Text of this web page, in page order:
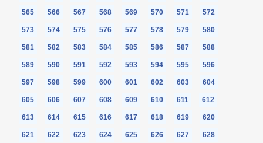
565 566 567 568 569 570 571 572
573 574 575 576 577 578 579 580
581 582 583 584 585 586 587 588
589 590 591 592 593 594 595 596
597 598 599 600 601 602 603 604
605 606 607 608 609 610 611 612
613 614 615 616 617 618 619 620
621 622 623 624 625 626 627 628